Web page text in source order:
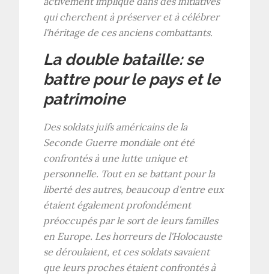
qui cherchent à préserver et à célébrer
l'héritage de ces anciens combattants.
La double bataille: se
battre pour le pays et le
patrimoine
Des soldats juifs américains de la
Seconde Guerre mondiale ont été
confrontés à une lutte unique et
personnelle. Tout en se battant pour la
liberté des autres, beaucoup d'entre eux
étaient également profondément
préoccupés par le sort de leurs familles
en Europe. Les horreurs de l'Holocauste
se déroulaient, et ces soldats savaient
que leurs proches étaient confrontés à